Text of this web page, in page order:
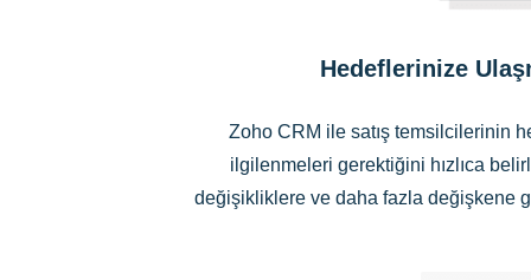
Hedeflerinize
Zoho CRM ile satış temsilcilerinin
ilgilenmeleri gerektiğini hızlıca
değişikliklere ve daha fazla değişkene